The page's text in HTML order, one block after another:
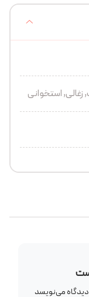
زغالی, استخوانی
دیدگاه می‌نویسد